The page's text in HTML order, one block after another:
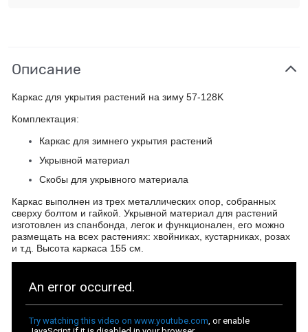
Описание
Каркас для укрытия растений на зиму 57-128K
Комплектация:
Каркас для зимнего укрытия растений
Укрывной материал
Скобы для укрывного материала
Каркас выполнен из трех металлических опор, собранных
сверху болтом и гайкой. Укрывной материал для растений
изготовлен из спанбонда, легок и функционален, его можно
размещать на всех растениях: хвойниках, кустарниках, розах
и т.д. Высота каркаса 155 см.